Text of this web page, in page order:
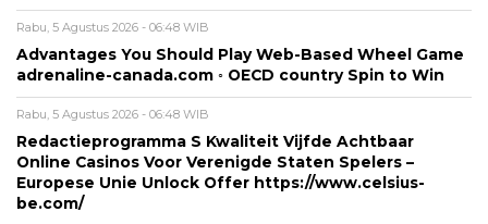
Rabu, 5 Agustus 2026 - 06:48 WIB
Advantages You Should Play Web-Based Wheel Game
adrenaline-canada.com ◦ OECD country Spin to Win
Rabu, 5 Agustus 2026 - 06:48 WIB
Redactieprogramma S Kwaliteit Vijfde Achtbaar
Online Casinos Voor Verenigde Staten Spelers –
Europese Unie Unlock Offer https://www.celsius-
be.com/